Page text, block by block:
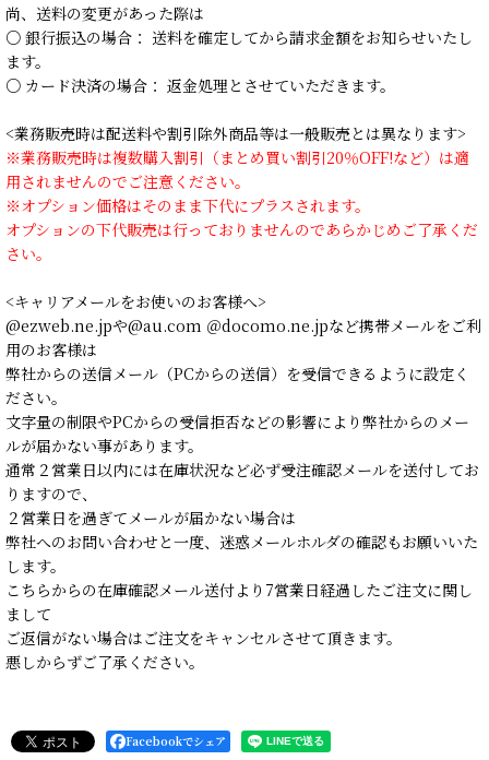
尚、送料の変更があった際は
○ 銀行振込の場合： 送料を確定してから請求金額をお知らせいたし
ます。
○ カード決済の場合： 返金処理とさせていただきます。
<業務販売時は配送料や割引除外商品等は一般販売とは異なります>
※業務販売時は複数購入割引（まとめ買い割引20％OFF!など）は適
用されませんのでご注意ください。
※オプション価格はそのまま下代にプラスされます。
オプションの下代販売は行っておりませんのであらかじめご了承くだ
さい。
<キャリアメールをお使いのお客様へ>
@ezweb.ne.jpや@au.com ＠docomo.ne.jpなど携帯メールをご利
用のお客様は
弊社からの送信メール（PCからの送信）を受信できるように設定く
ださい。
文字量の制限やPCからの受信拒否などの影響により弊社からのメー
ルが届かない事があります。
通常２営業日以内には在庫状況など必ず受注確認メールを送付してお
りますので、
２営業日を過ぎてメールが届かない場合は
弊社へのお問い合わせと一度、迷惑メールホルダの確認もお願いいた
します。
こちらからの在庫確認メール送付より7営業日経過したご注文に関し
まして
ご返信がない場合はご注文をキャンセルさせて頂きます。
悪しからずご了承ください。
Facebookでシェア